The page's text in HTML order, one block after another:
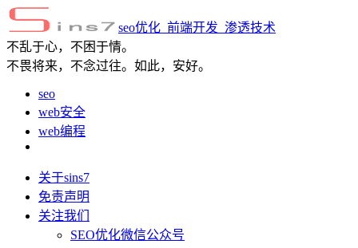
seo优化_前端开发_渗透技术
不乱于心，不困于情。
不畏将来，不念过往。如此，安好。
seo
web安全
web编程
关于sins7
免责声明
关注我们
SEO优化微信公众号